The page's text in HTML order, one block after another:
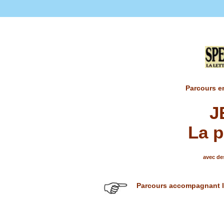
Parcours
La
avec
Parcours